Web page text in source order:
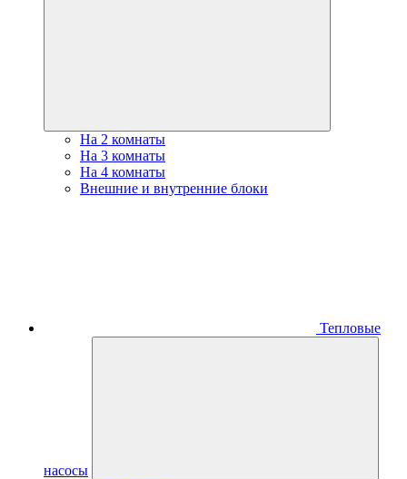
На 2 комнаты
На 3 комнаты
На 4 комнаты
Внешние и внутренние блоки
Тепловые
насосы